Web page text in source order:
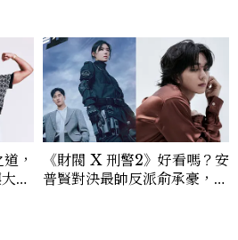
、Mandarin Oriental、JOAL
、Banyan Tree、IHG、Ma
級飯店集團。 策劃並執行超過7
度專題「MC開房間」、260 篇以上
咖懶人包」盤點類文章，致力用專業視
供讀者最新話題、兼具風格與實用的高
活旅遊靈感內容。 Contact：ben
，
家
《財閥 X 刑警2》好看嗎？安
普賢對決最帥反派俞承豪，鄭